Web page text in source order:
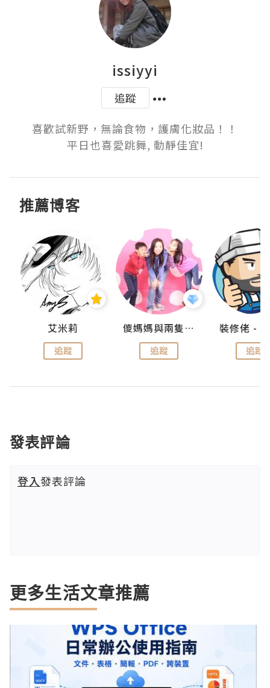
issiyyi
追蹤
喜歡試新野，無論食物，護膚化妝品！！
平日也喜愛跳舞, 動靜佳宜!
推薦博客
艾米莉
追蹤
儍媽媽與兩隻小魔怪之家
追蹤 追蹤
發表評論
登入發表評論
更多生活文章推薦